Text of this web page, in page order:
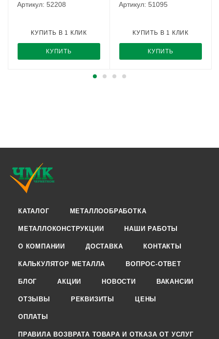
Артикул: 52208
КУПИТЬ
КУПИТЬ В 1 КЛИК
Артикул: 51095
КУПИТЬ
КУПИТЬ В 1 КЛИК
КАТАЛОГ МЕТАЛЛООБРАБОТКА
МЕТАЛЛОКОНСТРУКЦИИ НАШИ РАБОТЫ
О КОМПАНИИ ДОСТАВКА КОНТАКТЫ
КАЛЬКУЛЯТОР МЕТАЛЛА ВОПРОС-ОТВЕТ
БЛОГ АКЦИИ НОВОСТИ ВАКАНСИИ
ОТЗЫВЫ РЕКВИЗИТЫ ЦЕНЫ
ОПЛАТЫ
ПРАВИЛА ВОЗВРАТА ТОВАРА И ОТКАЗА ОТ УСЛУГ